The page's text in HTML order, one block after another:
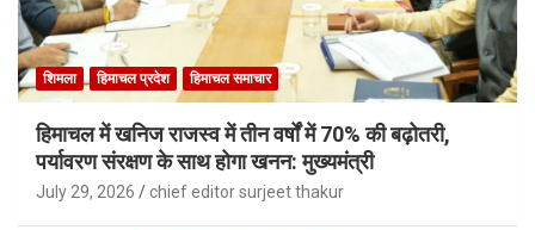
शिमला हिमाचल प्रदेश हिमाचल समाचार
हिमाचल में खनिज राजस्व में तीन वर्षों में 70% की बढ़ोतरी,
पर्यावरण संरक्षण के साथ होगा खनन: मुख्यमंत्री
July 29, 2026 chief editor surjeet thakur